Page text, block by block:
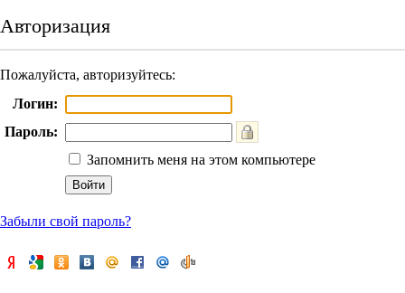
Авторизация
Пожалуйста, авторизуйтесь:
Логин:
Пароль:
Запомнить меня на этом компьютере
Забыли свой пароль?